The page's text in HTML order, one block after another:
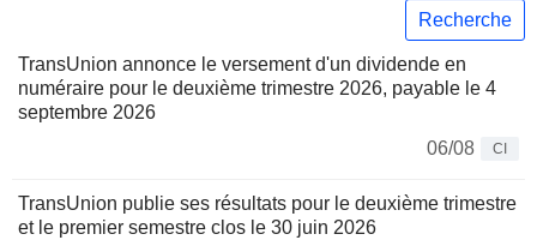
Recherche
TransUnion annonce le versement d'un dividende en
numéraire pour le deuxième trimestre 2026, payable le 4
septembre 2026
06/08
CI
TransUnion publie ses résultats pour le deuxième trimestre
et le premier semestre clos le 30 juin 2026